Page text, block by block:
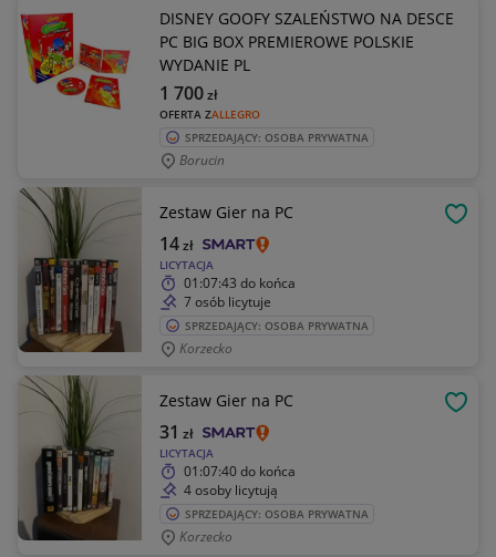
DISNEY GOOFY SZALEŃSTWO NA DESCE
PC BIG BOX PREMIEROWE POLSKIE
WYDANIE PL
OFERTA ZALLEGRO
1 700zł
SPRZEDAJĄCY: OSOBA PRYWATNA
Borucin
Zestaw Gier na PC
LICYTACJA
14zł
01:07:43 do końca
7 osób licytuje
SPRZEDAJĄCY: OSOBA PRYWATNA
Korzecko
Zestaw Gier na PC
LICYTACJA
31 zł
01:07:40do końca
4 osoby licytują
SPRZEDAJĄCY: OSOBA PRYWATNA
Korzecko